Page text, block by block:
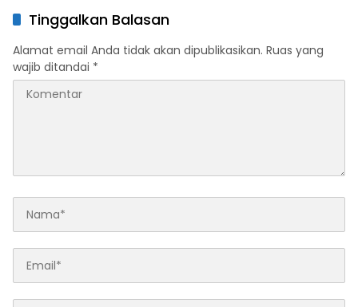
Dunia Kerja
Tinggalkan Balasan
Alamat email Anda tidak akan dipublikasikan. Ruas yang
wajib ditandai *